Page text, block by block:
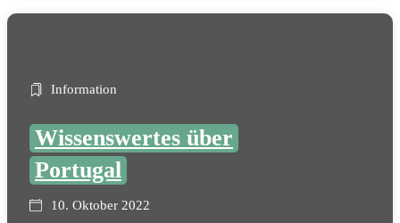
Information
Wissenswertes über
Portugal
10. Oktober 2022